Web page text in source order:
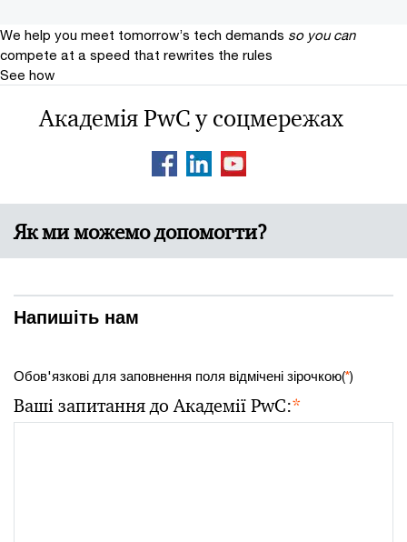
We help you meet tomorrow’s tech demands so you can
compete at a speed that rewrites the rules
See how
Академія PwC у соцмережах
Як ми можемо допомогти?
Напишіть нам
Обов'язкові для заповнення поля відмічені зірочкою(*)
Ваші запитання до Академії PwC:*